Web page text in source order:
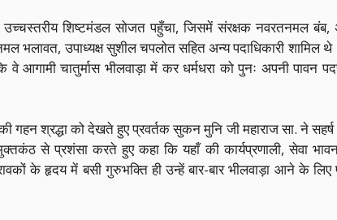
शिष्टमंडल सोजत पहुँचा, जिसमें संरक्षक नवरतनमल बंब,
भलावत, उपाध्यक्ष सुशील चपलोत सहित अन्य पदाधिकारी शामिल
चातुर्मास भीलवाड़ा में कर धर्मधरा को पुनः अपनी पावन
गहन श्रद्धा को देखते हुए प्रवर्तक सुकन मुनि जी महाराज सा. ने
से प्रशंसा करते हुए कहा कि यहाँ की कार्यप्रणाली, सेवा
के हृदय में बसी गुरुभक्ति ही उन्हें बार-बार भीलवाड़ा आने के लिए